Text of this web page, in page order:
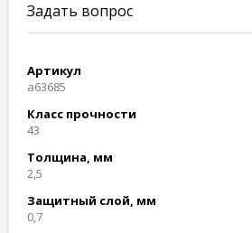
Задать вопрос
Артикул
a63685
Класс прочности
43
Толщина, мм
2,5
Защитный слой, мм
0,7